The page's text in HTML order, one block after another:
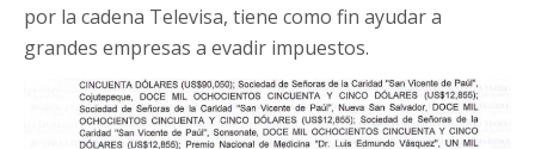
por la cadena Televisa, tiene como fin ayudar a
grandes empresas a evadir impuestos.